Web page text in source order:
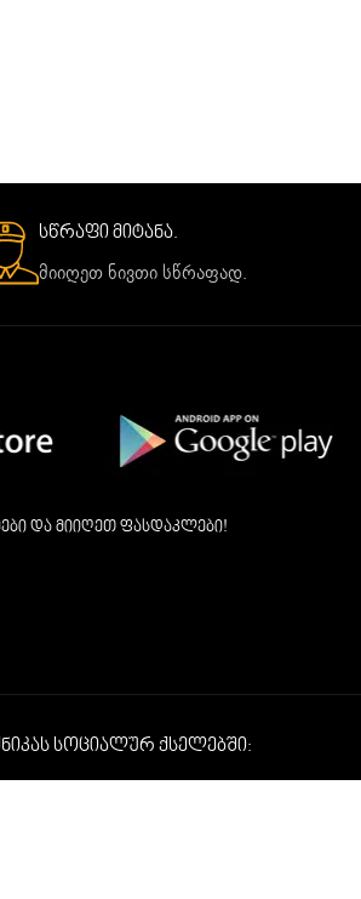
სწრაფი მიტანა.
მიიღეთ ნივთი სწრაფად.
და მიიღეთ ფასდაკლები!
სოციალურ ქსელებში: